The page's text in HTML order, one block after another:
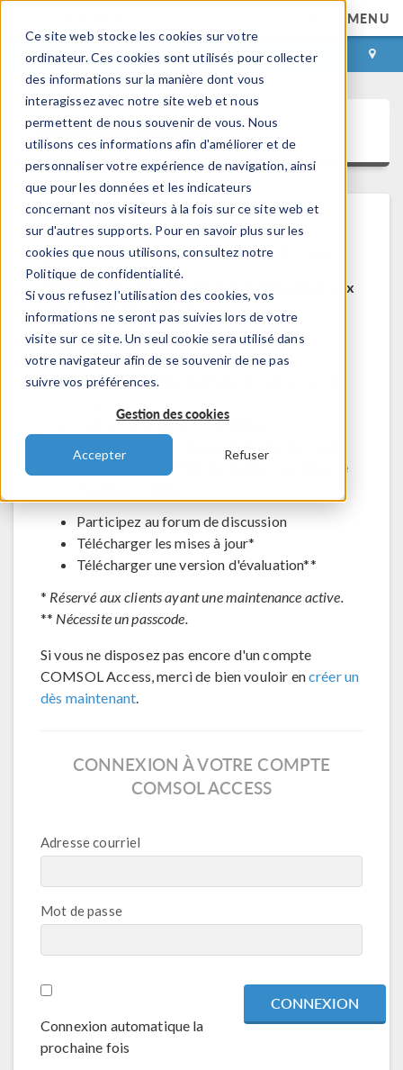
Ce site web stocke les cookies sur votre
ordinateur. Ces cookies sont utilisés pour collecter
des informations sur la manière dont vous
interagissez avec notre site web et nous
permettent de nous souvenir de vous. Nous
utilisons ces informations afin d'améliorer et de
personnaliser votre expérience de navigation, ainsi
que pour les données et les indicateurs
concernant nos visiteurs à la fois sur ce site web et
sur d'autres supports. Pour en savoir plus sur les
cookies que nous utilisons, consultez notre
Politique de confidentialité.
Si vous refusez l'utilisation des cookies, vos
informations ne seront pas suivies lors de votre
visite sur ce site. Un seul cookie sera utilisé dans
votre navigateur afin de se souvenir de ne pas
suivre vos préférences.
Gestion des cookies
Accepter Refuser
MENU
CONNEXION CONTACT
COMSOL Access
Bienvenue sur COMSOL Access
COMSOL Access est un service disponible aux
utilisateurs et contacts.
Bénéfices:
Modifier les informations de contact et de
Contacter le support technique
Voir les inscriptions aux évènements à venir
Accéder à COMSOL Exchange - partage de
Participez au forum de discussion
Télécharger les mises à jour*
Télécharger une version d'évaluation**
* Réservé aux clients ayant une maintenance active.
** Nécessite un passcode.
Si vous ne disposez pas encore d'un compte
COMSOL Access, merci de bien vouloir encréer un
dès maintenant.
CONNEXION À VOTRE COMPTE
COMSOL ACCESS
Adresse courriel
Mot de passe
Connexion automatique la
prochaine fois